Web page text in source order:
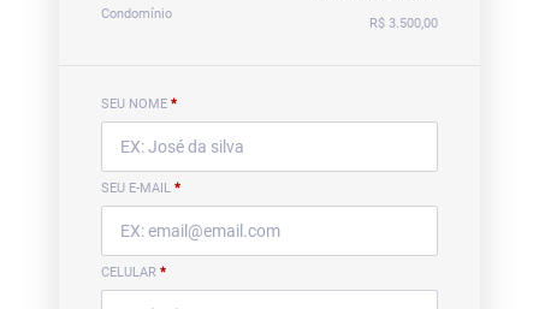
Condomínio
R$ 3.500,00
SEU NOME *
SEU E-MAIL *
CELULAR *